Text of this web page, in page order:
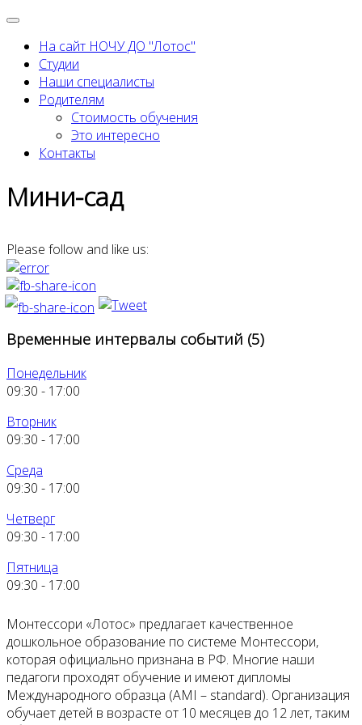
На сайт НОЧУ ДО "Лотос"
Студии
Наши специалисты
Родителям
Стоимость обучения
Это интересно
Контакты
Мини-сад
Please follow and like us:
Временные интервалы событий (5)
Понедельник
09:30 - 17:00
Вторник
09:30 - 17:00
Среда
09:30 - 17:00
Четверг
09:30 - 17:00
Пятница
09:30 - 17:00
Монтессори «Лотос» предлагает качественное
дошкольное образование по системе Монтессори,
которая официально признана в РФ. Многие наши
педагоги проходят обучение и имеют дипломы
Международного образца (AMI – standard). Организация
обучает детей в возрасте от 10 месяцев до 12 лет, таким